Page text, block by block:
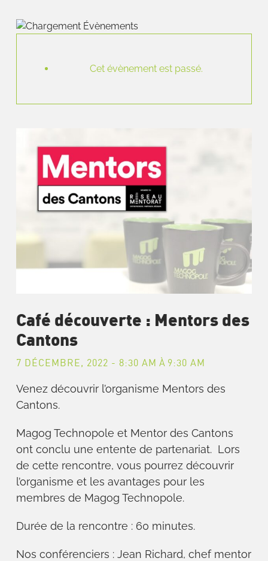
Cet évènement est passé.
Café découverte : Mentors des
Cantons
7 DÉCEMBRE, 2022 - 8:30 AM À 9:30 AM
Venez découvrir l’organisme Mentors des
Cantons.
Magog Technopole et Mentor des Cantons
ont conclu une entente de partenariat. Lors
de cette rencontre, vous pourrez découvrir
l’organisme et les avantages pour les
membres de Magog Technopole.
Durée de la rencontre : 60 minutes.
Nos conférenciers : Jean Richard, chef mentor